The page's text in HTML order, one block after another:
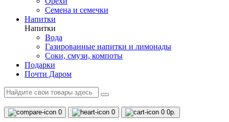
Семена и семечки
Напитки
Напитки
Вода
Газированные напитки и лимонады
Соки, смузи, компоты
Подарки
Почти Даром
0 0 0 0р.